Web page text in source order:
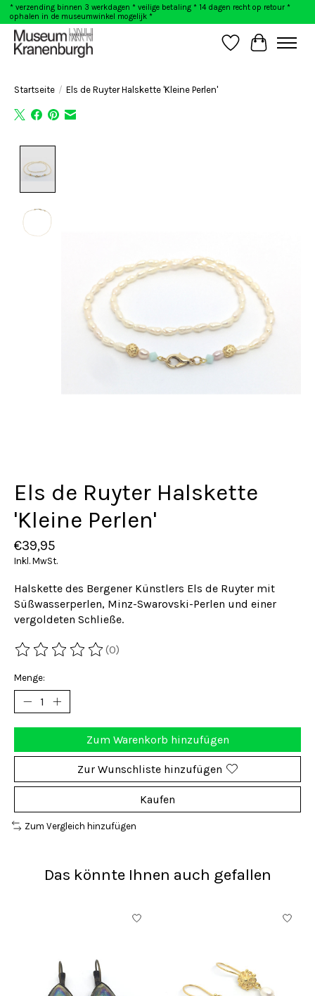
* verzending binnen 3 werkdagen * veilige betaling * 14 dagen recht op retour *
ophalen in de museumwinkel mogelijk *
Wunschzettel
Ihr
Startseite / Els de Ruyter Halskette 'Kleine Perlen'
Els de Ruyter Halskette
'Kleine Perlen'
€39,95
Inkl. MwSt.
Halskette des Bergener Künstlers Els de Ruyter mit
Süßwasserperlen, Minz-Swarovski-Perlen und einer
vergoldeten Schließe.
Die Bewertung dieses Produkts ist
(0)
Menge:
Zum Warenkorb hinzufügen
Zur Wunschliste hinzufügen
Kaufen
Zum Vergleich hinzufügen
Das könnte Ihnen auch gefallen
Produkt-Karussell-Artikel